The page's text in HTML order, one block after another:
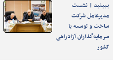
ببینید | نشست
مدیرعامل شرکت
ساخت و توسعه با
سرمایه‌گذاران آزادراهی
کشور